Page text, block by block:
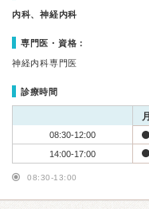
内科、神経内科
専門医・資格：
神経内科専門医
診療時間
月
08:30-12:00
14:00-17:00
08:30-13:00